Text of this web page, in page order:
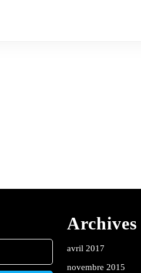
Archives
avril 2017
novembre 2015